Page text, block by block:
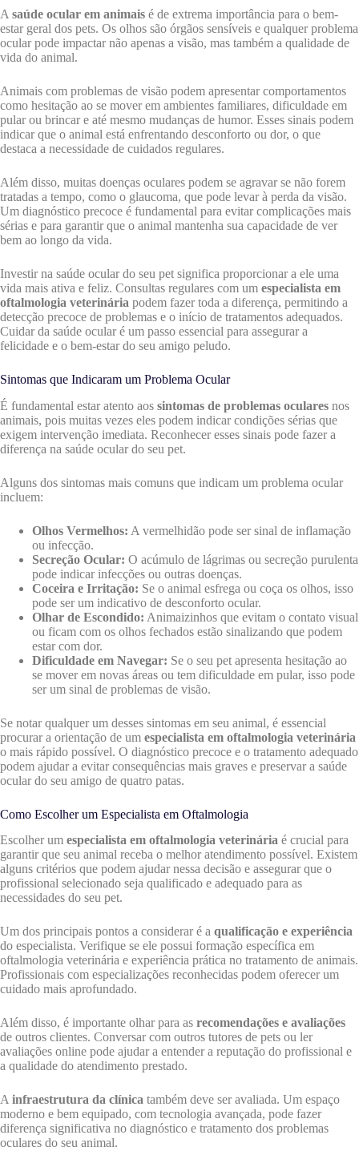
A saúde ocular em animais é de extrema importância para o bem-
estar geral dos pets. Os olhos são órgãos sensíveis e qualquer problema
ocular pode impactar não apenas a visão, mas também a qualidade de
vida do animal.
Animais com problemas de visão podem apresentar comportamentos
como hesitação ao se mover em ambientes familiares, dificuldade em
pular ou brincar e até mesmo mudanças de humor. Esses sinais podem
indicar que o animal está enfrentando desconforto ou dor, o que
destaca a necessidade de cuidados regulares.
Além disso, muitas doenças oculares podem se agravar se não forem
tratadas a tempo, como o glaucoma, que pode levar à perda da visão.
Um diagnóstico precoce é fundamental para evitar complicações mais
sérias e para garantir que o animal mantenha sua capacidade de ver
bem ao longo da vida.
Investir na saúde ocular do seu pet significa proporcionar a ele uma
vida mais ativa e feliz. Consultas regulares com um especialista em
oftalmologia veterinária podem fazer toda a diferença, permitindo a
detecção precoce de problemas e o início de tratamentos adequados.
Cuidar da saúde ocular é um passo essencial para assegurar a
felicidade e o bem-estar do seu amigo peludo.
Sintomas que Indicaram um Problema Ocular
É fundamental estar atento aos sintomas de problemas oculares nos
animais, pois muitas vezes eles podem indicar condições sérias que
exigem intervenção imediata. Reconhecer esses sinais pode fazer a
diferença na saúde ocular do seu pet.
Alguns dos sintomas mais comuns que indicam um problema ocular
incluem:
Olhos Vermelhos: A vermelhidão pode ser sinal de inflamação
ou infecção.
Secreção Ocular: O acúmulo de lágrimas ou secreção purulenta
pode indicar infecções ou outras doenças.
Coceira e Irritação: Se o animal esfrega ou coça os olhos, isso
pode ser um indicativo de desconforto ocular.
Olhar de Escondido: Animaizinhos que evitam o contato visual
ou ficam com os olhos fechados estão sinalizando que podem
estar com dor.
Dificuldade em Navegar: Se o seu pet apresenta hesitação ao
se mover em novas áreas ou tem dificuldade em pular, isso pode
ser um sinal de problemas de visão.
Se notar qualquer um desses sintomas em seu animal, é essencial
procurar a orientação de um especialista em oftalmologia veterinária
o mais rápido possível. O diagnóstico precoce e o tratamento adequado
podem ajudar a evitar consequências mais graves e preservar a saúde
ocular do seu amigo de quatro patas.
Como Escolher um Especialista em Oftalmologia
Escolher um especialista em oftalmologia veterinária é crucial para
garantir que seu animal receba o melhor atendimento possível. Existem
alguns critérios que podem ajudar nessa decisão e assegurar que o
profissional selecionado seja qualificado e adequado para as
necessidades do seu pet.
Um dos principais pontos a considerar é a qualificação e experiência
do especialista. Verifique se ele possui formação específica em
oftalmologia veterinária e experiência prática no tratamento de animais.
Profissionais com especializações reconhecidas podem oferecer um
cuidado mais aprofundado.
Além disso, é importante olhar para as recomendações e avaliações
de outros clientes. Conversar com outros tutores de pets ou ler
avaliações online pode ajudar a entender a reputação do profissional e
a qualidade do atendimento prestado.
Ainfraestrutura da clínica também deve ser avaliada. Um espaço
moderno e bem equipado, com tecnologia avançada, pode fazer
diferença significativa no diagnóstico e tratamento dos problemas
oculares do seu animal.